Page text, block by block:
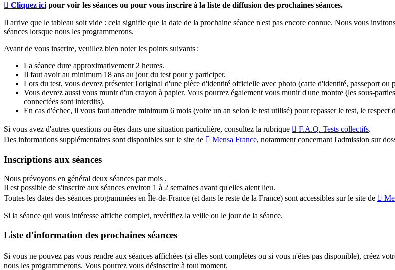
Cliquez ici pour voir les séances ou pour vous inscrire à la liste de diffusion des prochaines séances.
Il arrive que le tableau soit vide : cela signifie que la date de la prochaine séance n'est pas encore connue. Nous vous
séances lorsque nous les programmerons.
Avant de vous inscrire, veuillez bien noter les points suivants :
La séance dure approximativement 2 heures.
Il faut avoir au minimum 18 ans au jour du test pour y participer.
Lors du test, vous devrez présenter l'original d'une pièce d'identité officielle avec photo (carte d'identité, passeport ou
Vous devrez aussi vous munir d'un crayon à papier. Vous pourrez également vous munir d'une montre (les sous-
connectées sont interdits).
En cas d'échec, il vous faut attendre minimum 6 mois (voire un an selon le test utilisé) pour repasser le test, le respect
Si vous avez d'autres questions ou êtes dans une situation particulière, consultez la rubrique F.A.Q. Tests collectifs.
Des informations supplémentaires sont disponibles sur le site de
Mensa France, notamment concernant l'admission sur
Inscriptions aux séances
Nous prévoyons en général deux séances par mois .
Il est possible de s'inscrire aux séances environ 1 à 2 semaines avant qu'elles aient lieu.
Toutes les dates des séances programmées en Île-de-France (et dans le reste de la France) sont accessibles sur le site de
Si la séance qui vous intéresse affiche complet, revérifiez la veille ou le jour de la séance.
Liste d'information des prochaines séances
Si vous ne pouvez pas vous rendre aux séances affichées (si elles sont complètes ou si vous n'êtes pas disponible), créez
nous les programmerons. Vous pourrez vous désinscrire à tout moment.